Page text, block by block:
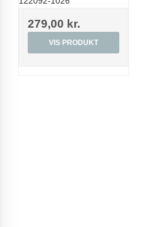
279,00 kr.
VIS PRODUKT